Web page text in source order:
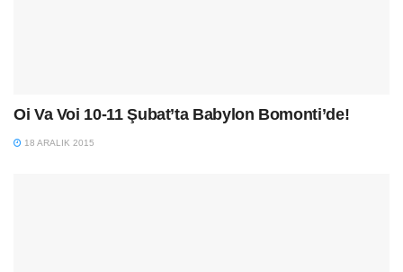
Oi Va Voi 10-11 Şubat’ta Babylon Bomonti’de!
18 ARALIK 2015